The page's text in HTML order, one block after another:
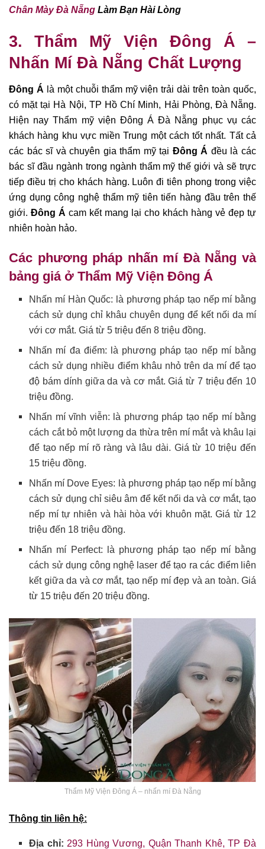
Chân Mày Đà Nẵng Làm Bạn Hài Lòng
3.Thẩm Mỹ Viện Đông Á –
Nhấn Mí Đà Nẵng Chất Lượng
Đông Á là một chuỗi thẩm mỹ viện trải dài trên toàn quốc,
có mặt tại Hà Nội, TP Hồ Chí Minh, Hải Phòng, Đà Nẵng.
Hiện nay Thẩm mỹ viện Đông Á Đà Nẵng phục vụ các
khách hàng khu vực miền Trung một cách tốt nhất. Tất cả
các bác sĩ và chuyên gia thẩm mỹ tại Đông Á đều là các
bác sĩ đầu ngành trong ngành thẩm mỹ thế giới và sẽ trực
tiếp điều trị cho khách hàng. Luôn đi tiên phong trong việc
ứng dụng công nghệ thẩm mỹ tiên tiến hàng đầu trên thế
giới. Đông Á cam kết mang lại cho khách hàng vẻ đẹp tự
nhiên hoàn hảo.
Các phương pháp nhấn mí Đà Nẵng và
bảng giá ở Thẩm Mỹ Viện Đông Á
Nhấn mí Hàn Quốc: là phương pháp tạo nếp mí bằng
cách sử dụng chỉ khâu chuyên dụng để kết nối da mí
với cơ mắt. Giá từ 5 triệu đến 8 triệu đồng.
Nhấn mí đa điểm: là phương pháp tạo nếp mí bằng
cách sử dụng nhiều điểm khâu nhỏ trên da mí để tạo
độ bám dính giữa da và cơ mắt. Giá từ 7 triệu đến 10
triệu đồng.
Nhấn mí vĩnh viễn: là phương pháp tạo nếp mí bằng
cách cắt bỏ một lượng da thừa trên mí mắt và khâu lại
để tạo nếp mí rõ ràng và lâu dài. Giá từ 10 triệu đến
15 triệu đồng.
Nhấn mí Dove Eyes: là phương pháp tạo nếp mí bằng
cách sử dụng chỉ siêu âm để kết nối da và cơ mắt, tạo
nếp mí tự nhiên và hài hòa với khuôn mặt. Giá từ 12
triệu đến 18 triệu đồng.
Nhấn mí Perfect: là phương pháp tạo nếp mí bằng
cách sử dụng công nghệ laser để tạo ra các điểm liên
kết giữa da và cơ mắt, tạo nếp mí đẹp và an toàn. Giá
từ 15 triệu đến 20 triệu đồng.
Thẩm Mỹ Viện Đông Á – nhấn mí Đà Nẵng
Thông tin liên hệ:
Địa chỉ: 293 Hùng Vương, Quận Thanh Khê, TP Đà